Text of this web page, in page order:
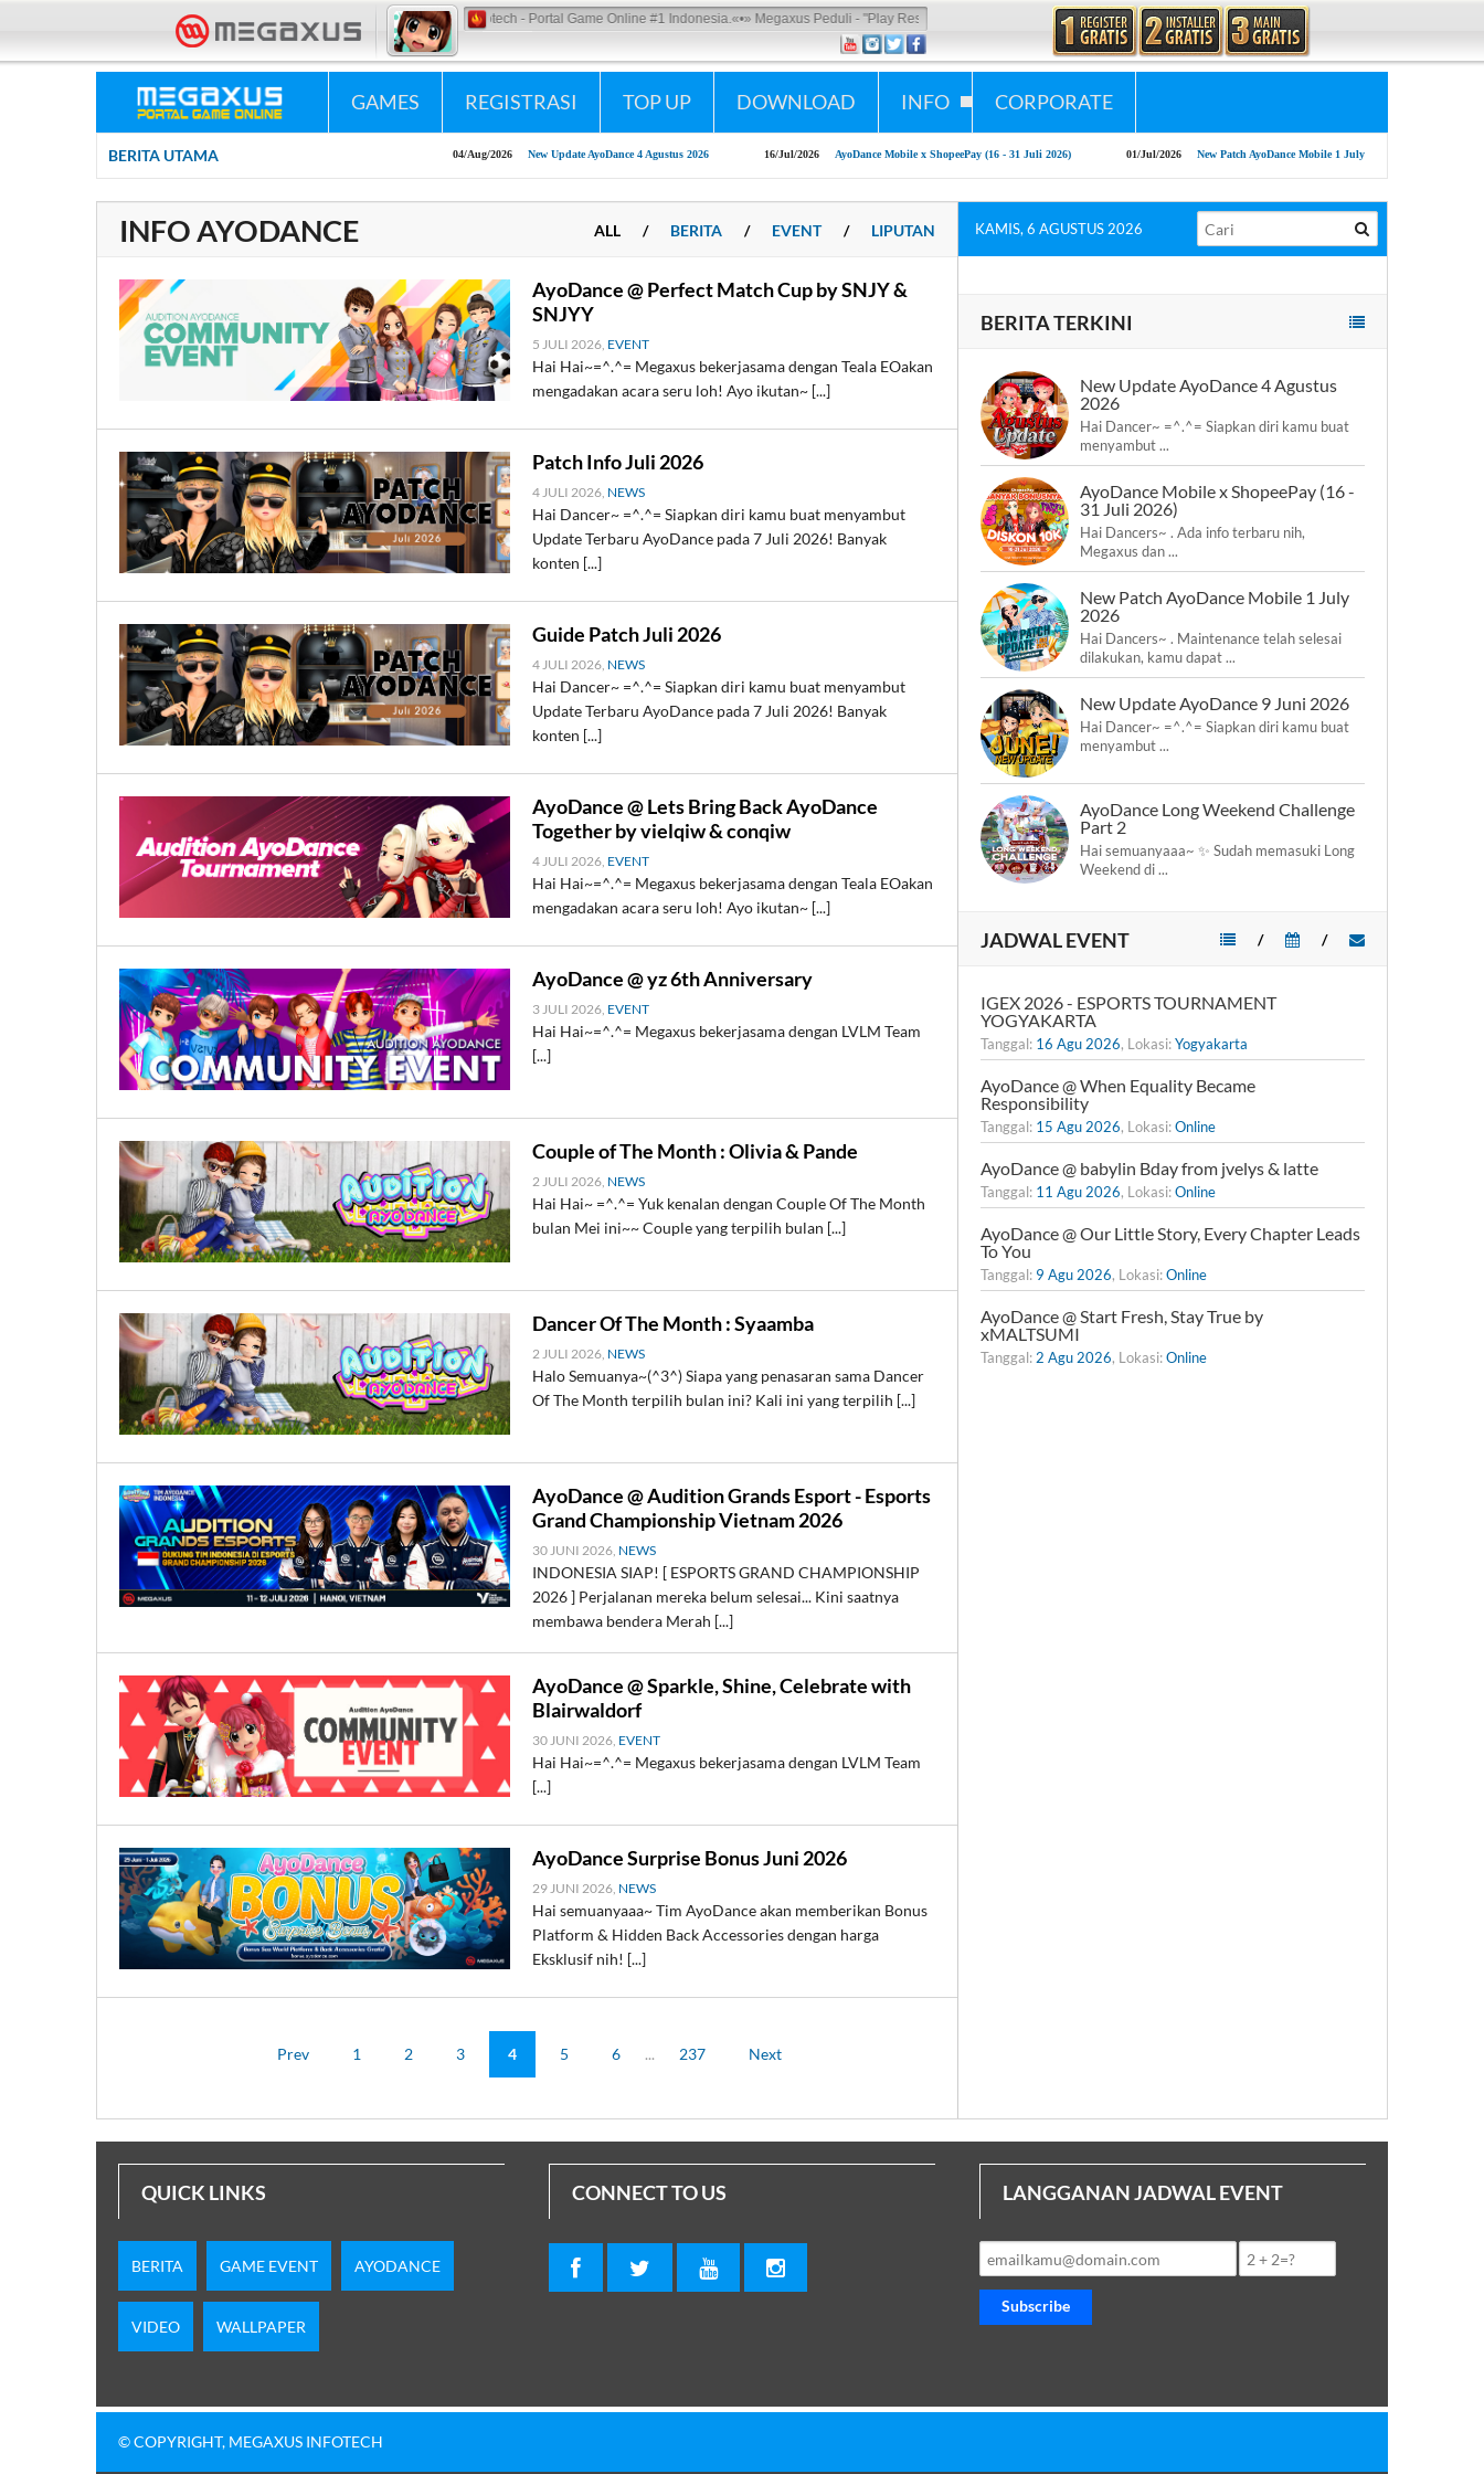
«•» Megaxus Infotech - Portal Game Online #1 Indonesia.«•» Megaxus Peduli - "Play Responsibly"
GAMES REGISTRASI TOP UP DOWNLOAD INFO CORPORATE
BERITA UTAMA 04/Aug/2026 New Update AyoDance 4 Agustus 2026 16/Jul/2026 AyoDance Mobile x ShopeePay (16 - 31 Juli 2026) 01/Jul/2026 New Patch AyoDance Mobile 1 July 2026
INFO AYODANCE LIPUTAN
/
EVENT
/
BERITA
/
ALL
AyoDance @ Perfect Match Cup by SNJY &
SNJYY
5 JULI 2026, EVENT
Hai Hai~=^.^= Megaxus bekerjasama dengan Teala EOakan
mengadakan acara seru loh! Ayo ikutan~ [...]
Patch Info Juli 2026
4 JULI 2026, NEWS
Hai Dancer~ =^.^= Siapkan diri kamu buat menyambut
Update Terbaru AyoDance pada 7 Juli 2026! Banyak
konten [...]
Guide Patch Juli 2026
4 JULI 2026, NEWS
Hai Dancer~ =^.^= Siapkan diri kamu buat menyambut
Update Terbaru AyoDance pada 7 Juli 2026! Banyak
konten [...]
AyoDance @ Lets Bring Back AyoDance
Together by vielqiw & conqiw
4 JULI 2026, EVENT
Hai Hai~=^.^= Megaxus bekerjasama dengan Teala EOakan
mengadakan acara seru loh! Ayo ikutan~ [...]
AyoDance @ yz 6th Anniversary
3 JULI 2026, EVENT
Hai Hai~=^.^= Megaxus bekerjasama dengan LVLM Team
[...]
Couple of The Month : Olivia & Pande
2 JULI 2026, NEWS
Hai Hai~ =^.^= Yuk kenalan dengan Couple Of The Month
bulan Mei ini~~ Couple yang terpilih bulan [...]
Dancer Of The Month : Syaamba
2 JULI 2026, NEWS
Halo Semuanya~(^3^) Siapa yang penasaran sama Dancer
Of The Month terpilih bulan ini? Kali ini yang terpilih [...]
AyoDance @ Audition Grands Esport - Esports
Grand Championship Vietnam 2026
30 JUNI 2026, NEWS
INDONESIA SIAP! [ ESPORTS GRAND CHAMPIONSHIP
2026 ] Perjalanan mereka belum selesai... Kini saatnya
membawa bendera Merah [...]
AyoDance @ Sparkle, Shine, Celebrate with
Blairwaldorf
30 JUNI 2026, EVENT
Hai Hai~=^.^= Megaxus bekerjasama dengan LVLM Team
[...]
AyoDance Surprise Bonus Juni 2026
29 JUNI 2026, NEWS
Hai semuanyaaa~ Tim AyoDance akan memberikan Bonus
Platform & Hidden Back Accessories dengan harga
Eksklusif nih! [...]
Prev 1 2 3 4 5 6 ... 237 Next
KAMIS, 6 AGUSTUS 2026
BERITA TERKINI
New Update AyoDance 4 Agustus
2026
Hai Dancer~ =^.^= Siapkan diri kamu buat
menyambut ...
AyoDance Mobile x ShopeePay (16 -
31 Juli 2026)
Hai Dancers~ . Ada info terbaru nih,
Megaxus dan ...
New Patch AyoDance Mobile 1 July
2026
Hai Dancers~ . Maintenance telah selesai
dilakukan, kamu dapat ...
New Update AyoDance 9 Juni 2026
Hai Dancer~ =^.^= Siapkan diri kamu buat
menyambut ...
AyoDance Long Weekend Challenge
Part 2
Hai semuanyaaa~ ✨ Sudah memasuki Long
Weekend di ...
JADWAL EVENT /
/
IGEX 2026 - ESPORTS TOURNAMENT
YOGYAKARTA
Tanggal: 16 Agu 2026, Lokasi:Yogyakarta
AyoDance @ When Equality Became
Responsibility
Tanggal: 15 Agu 2026, Lokasi:Online
AyoDance @ babylin Bday from jvelys & latte
Tanggal: 11 Agu 2026, Lokasi:Online
AyoDance @ Our Little Story, Every Chapter Leads
To You
Tanggal: 9 Agu 2026, Lokasi:Online
AyoDance @ Start Fresh, Stay True by
xMALTSUMI
Tanggal: 2 Agu 2026, Lokasi:Online
QUICK LINKS
BERITA GAME EVENT AYODANCE
VIDEO WALLPAPER
CONNECT TO US LANGGANAN JADWAL EVENT
Subscribe
© COPYRIGHT, MEGAXUS INFOTECH